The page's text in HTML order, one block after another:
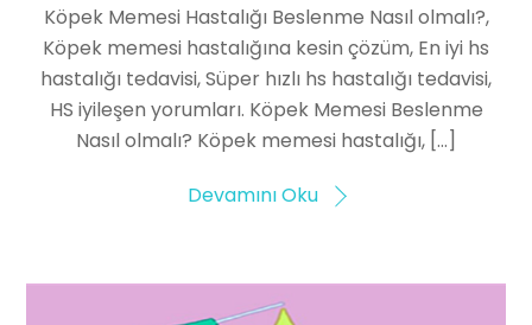
Köpek Memesi Hastalığı Beslenme Nasıl olmalı?,
Köpek memesi hastalığına kesin çözüm, En iyi hs
hastalığı tedavisi, Süper hızlı hs hastalığı tedavisi,
HS iyileşen yorumları. Köpek Memesi Beslenme
Nasıl olmalı? Köpek memesi hastalığı, […]
Devamını Oku